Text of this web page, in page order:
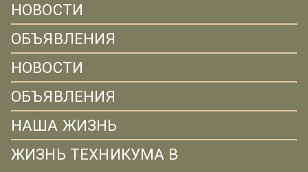
НОВОСТИ
ОБЪЯВЛЕНИЯ
НОВОСТИ
ОБЪЯВЛЕНИЯ
НАША ЖИЗНЬ
ЖИЗНЬ ТЕХНИКУМА В